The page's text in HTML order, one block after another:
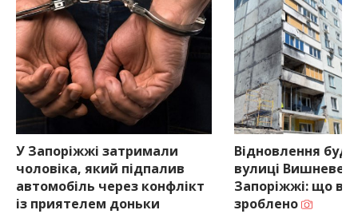
У Запоріжжі затримали
чоловіка, який підпалив
автомобіль через конфлікт
із приятелем доньки
Відновлення
вулиці
Запоріжжі: що
зроблено